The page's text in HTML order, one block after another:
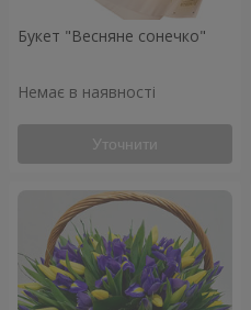
Букет "Весняне сонечко"
Немає в наявності
Уточнити